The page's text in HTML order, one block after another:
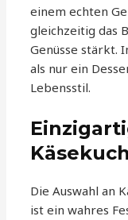
einem echten
gleichzeitig das
Genüsse stärkt.
als nur ein
Lebensstil.
Die Auswahl an
ist ein wahres